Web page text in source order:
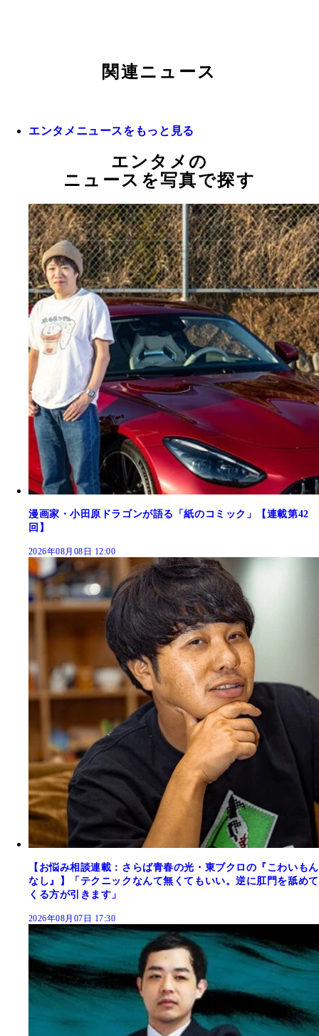
関連ニュース
エンタメニュースをもっと見る
エンタメの
ニュースを写真で探す
漫画家・小田原ドラゴンが語る「紙のコミック」【連載第42
回】
2026年08月08日 12:00
【お悩み相談連載：さらば青春の光・東ブクロの『こわいもん
なし』】「テクニックなんて無くてもいい。逆に肛門を舐めて
くる方が引きます」
2026年08月07日 17:30